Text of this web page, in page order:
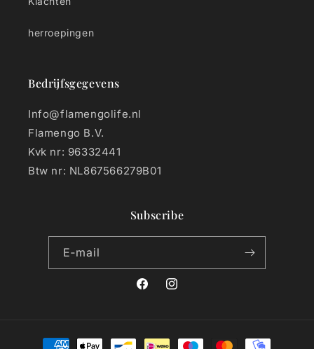
herroepingen
Bedrijfsgegevens
Info@flamengolife.nl
Flamengo B.V.
Kvk nr: 96332441
Btw nr: NL867566279B01
Subscribe
E‑mail
FacebookInstagram
Betaalmethoden